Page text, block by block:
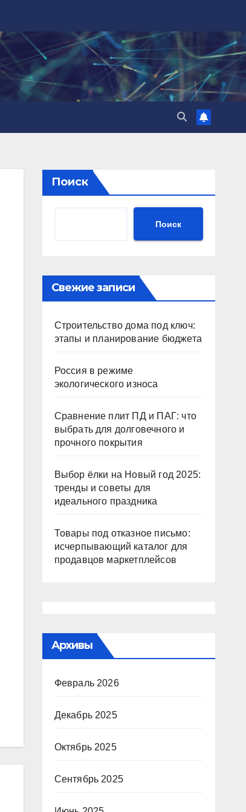
Поиск
Поиск
Свежие записи
Строительство дома под ключ:
этапы и планирование бюджета
Россия в режиме
экологического износа
Сравнение плит ПД и ПАГ: что
выбрать для долговечного и
прочного покрытия
Выбор ёлки на Новый год 2025:
тренды и советы для
идеального праздника
Товары под отказное письмо:
исчерпывающий каталог для
продавцов маркетплейсов
Архивы
Февраль 2026
Декабрь 2025
Октябрь 2025
Сентябрь 2025